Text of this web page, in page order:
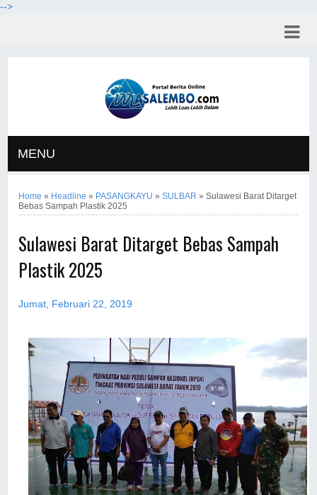
-->
MENU
Home » Headline » PASANGKAYU »SULBAR »Sulawesi Barat Ditarget
Bebas Sampah Plastik 2025
Sulawesi Barat Ditarget Bebas Sampah
Plastik 2025
Jumat, Februari 22, 2019